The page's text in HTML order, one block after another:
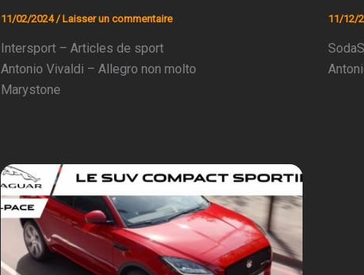
11/02/2024 /Laisser un commentaire
Intersport – Articles de sport
Antonio Vivaldi – Allegro non molto
Marystone
11/12/